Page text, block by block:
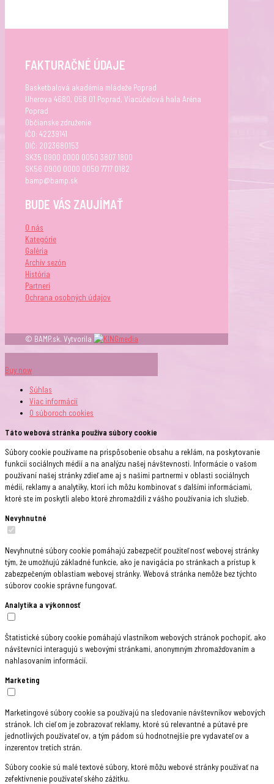
FAKTURAČNÉ ÚDAJE
Basketbalová akadémia mládeže Poprad
Uherova 4680, 058 01 Poprad, Viacúčelová hala Aréna
Poprad
Občianske združenie
IČO: 42239141
DIČ: 2023680153
SK35 0900 0000 0050 3807 1800
SK56 0900 0000 0050 7717 0182
bamp@bamp.sk
BUDE VÁS ZAUJÍMAŤ
O nás
Kategórie
Galéria
Archív sezón
História
Partneri
Ochrana osobných údajov
© BAMP.sk. Vytvorila
Buy now
Súhlas
Viac informácií
O súboroch cookies
Táto webová stránka používa súbory cookie
Súbory cookie používame na prispôsobenie obsahu a reklám, na poskytovanie
funkcií sociálnych médií a na analýzu našej návštevnosti. Informácie o vašom
používaní našej stránky zdieľame aj s našimi partnermi v oblasti sociálnych
médií, reklamy a analytiky, ktorí ich môžu kombinovať s ďalšími informáciami,
ktoré ste im poskytli alebo ktoré zhromaždili z vášho používania ich služieb.
Nevyhnutné
Nevyhnutné súbory cookie pomáhajú zabezpečiť použiteľnosť webovej stránky
tým, že umožňujú základné funkcie, ako je navigácia po stránkach a prístup k
zabezpečeným oblastiam webovej stránky. Webová stránka nemôže bez týchto
súborov cookie správne fungovať.
Analytika a výkonnosť
Štatistické súbory cookie pomáhajú vlastníkom webových stránok pochopiť, ako
návštevníci interagujú s webovými stránkami, anonymným zhromažďovaním a
nahlasovaním informácií.
Marketing
Marketingové súbory cookie sa používajú na sledovanie návštevníkov webových
stránok. Ich cieľom je zobrazovať reklamy, ktoré sú relevantné a pútavé pre
jednotlivých používateľov, a tým pádom sú hodnotnejšie pre vydavateľov a
inzerentov tretích strán.
Súbory cookie sú malé textové súbory, ktoré môžu webové stránky používať na
zefektívnenie používateľského zážitku.